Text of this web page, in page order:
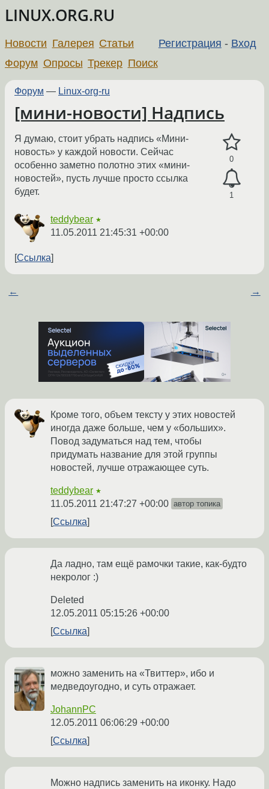
LINUX.ORG.RU
Регистрация - Вход
Новости Галерея Статьи
Форум Опросы Трекер Поиск
Форум — Linux-org-ru
[мини-новости] Надпись
0
1
Я думаю, стоит убрать надпись «Мини-
новость» у каждой новости. Сейчас
особенно заметно полотно этих «мини-
новостей», пусть лучше просто ссылка
будет.
teddybear ★
11.05.2011 21:45:31 +00:00
Ссылка
← →
Кроме того, объем тексту у этих новостей
иногда даже больше, чем у «больших».
Повод задуматься над тем, чтобы
придумать название для этой группы
новостей, лучше отражающее суть.
teddybear ★
11.05.2011 21:47:27 +00:00 автор топика
Ссылка
Да ладно, там ещё рамочки такие, как-будто
некролог :)
Deleted
12.05.2011 05:15:26 +00:00
Ссылка
можно заменить на «Твиттер», ибо и
медведоугодно, и суть отражает.
JohannPC
12.05.2011 06:06:29 +00:00
Ссылка
Можно надпись заменить на иконку. Надо